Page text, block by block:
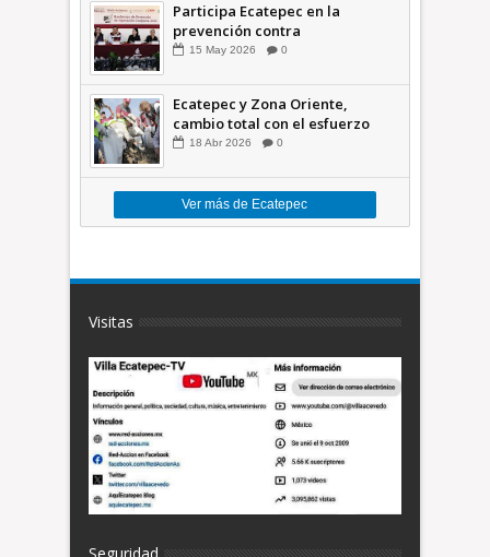
Participa Ecatepec en la
prevención contra
inundaciones en el Valle de
15 May 2026 0
Ecatepec y Zona Oriente,
cambio total con el esfuerzo
conjunto: Azucena; retiran 21
18 Abr 2026 0
Ver más de Ecatepec
Visitas
Seguridad